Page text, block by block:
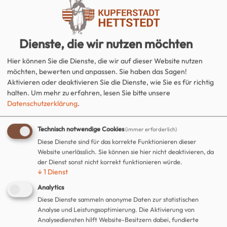
Stadtplan
Zahlen & Fakten
Wappen
Bergbaugeschichte
Partnerstädte
Dienste, die wir nutzen möchten
Hier können Sie die Dienste, die wir auf dieser Website nutzen
möchten, bewerten und anpassen. Sie haben das Sagen!
Aktivieren oder deaktivieren Sie die Dienste, wie Sie es für richtig
halten. Um mehr zu erfahren, lesen Sie bitte unsere
Datenschutzerklärung.
Technisch notwendige Cookies(immer erforderlich)
Diese Dienste sind für das korrekte Funktionieren dieser
Website unerlässlich. Sie können sie hier nicht deaktivieren, da
der Dienst sonst nicht korrekt funktionieren würde.
↓1 Dienst
Analytics
Diese Dienste sammeln anonyme Daten zur statistischen
Analyse und Leistungsoptimierung. Die Aktivierung von
Analysediensten hilft Website-Besitzern dabei, fundierte